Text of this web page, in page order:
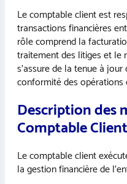
Le comptable client est
transactions financières
rôle comprend la
traitement des litiges et le
s’assure de la tenue à
conformité des opérations
Description des
Comptable Client
Le comptable client
la gestion financière de